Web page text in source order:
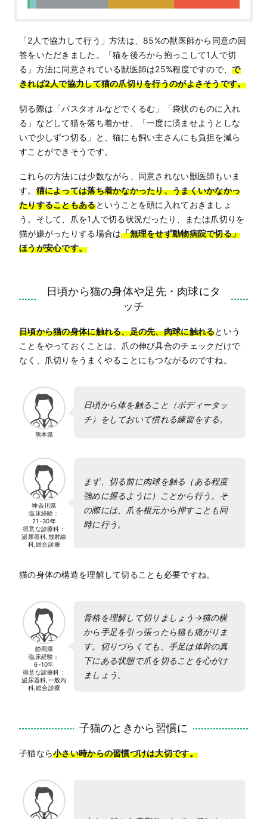
「2人で協力して行う」方法は、85%の獣医師から同意の回
答をいただきました。「猫を後ろから抱っこして1人で切
る」方法に同意されている獣医師は25%程度ですので、で
きれば2人で協力して猫の爪切りを行うのがよさそうです。
切る際は「バスタオルなどでくるむ」「袋状のものに入れ
る」などして猫を落ち着かせ、「一度に済ませようとしな
いで少しずつ切る」と、猫にも飼い主さんにも負担を減ら
すことができそうです。
これらの方法には少数ながら、同意されない獣医師もいま
す。 猫によっては落ち着かなかったり、うまくいかなかっ
たりすることもあるということを頭に入れておきましょ
う。そして、爪を1人で切る状況だったり、または爪切りを
猫が嫌がったりする場合は「無理をせず動物病院で切る」
ほうが安心です。
日頃から猫の身体や足先・肉球にタ
ッチ
日頃から猫の身体に触れる、足の先、肉球に触れるという
ことをやっておくことは、爪の伸び具合のチェックだけで
なく、爪切りをうまくやることにもつながるのですね。
熊本県
日頃から体を触ること（ボディータッ
チ）をしておいて慣れる練習をする。
神奈川県
臨床経験：
21-30年
得意な診療科：
泌尿器科,放射線
科,総合診療
まず、切る前に肉球を触る（ある程度
強めに握るように）ことから行う。そ
の際には、爪を根元から押すことも同
時に行う。
猫の身体の構造を理解して切ることも必要ですね。
静岡県
臨床経験：
6-10年
得意な診療科：
泌尿器科,一般内
科,総合診療
骨格を理解して切りましょう→猫の横
から手足を引っ張ったら猫も痛がりま
す。切りづらくても、手足は体幹の真
下にある状態で爪を切ることを心がけ
ましょう。
子猫のときから習慣に
子猫なら小さい時からの習慣づけは大切です。